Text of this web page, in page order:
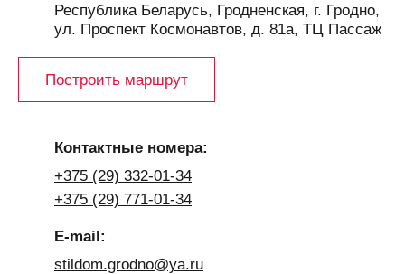
Республика Беларусь, Гродненская, г. Гродно,
ул. Проспект Космонавтов, д. 81а, ТЦ Пассаж
Построить маршрут
Контактные номера:
+375 (29) 332-01-34
+375 (29) 771-01-34
E-mail:
stildom.grodno@ya.ru